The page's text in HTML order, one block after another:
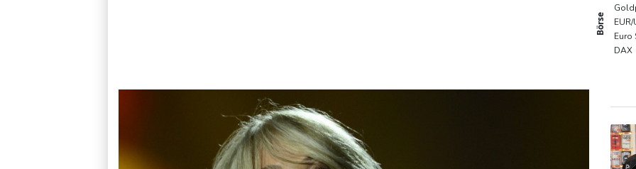
Extremes Niedrigwasser: Verkehrsminister
Urteil in Prozess um tödlichen
Investoren-Affäre: Fifa-Spitze stellt
Börse
EUR/
Euro
DAX